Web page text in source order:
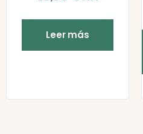
Leer más